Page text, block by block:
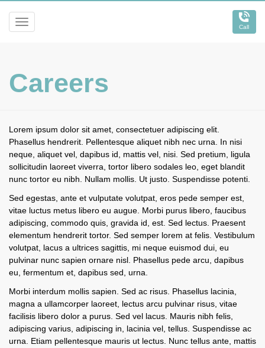
Toggle
Call
Careers
Lorem ipsum dolor sit amet, consectetuer adipiscing elit.
Phasellus hendrerit. Pellentesque aliquet nibh nec urna. In nisi
neque, aliquet vel, dapibus id, mattis vel, nisi. Sed pretium, ligula
sollicitudin laoreet viverra, tortor libero sodales leo, eget blandit
nunc tortor eu nibh. Nullam mollis. Ut justo. Suspendisse potenti.
Sed egestas, ante et vulputate volutpat, eros pede semper est,
vitae luctus metus libero eu augue. Morbi purus libero, faucibus
adipiscing, commodo quis, gravida id, est. Sed lectus. Praesent
elementum hendrerit tortor. Sed semper lorem at felis. Vestibulum
volutpat, lacus a ultrices sagittis, mi neque euismod dui, eu
pulvinar nunc sapien ornare nisl. Phasellus pede arcu, dapibus
eu, fermentum et, dapibus sed, urna.
Morbi interdum mollis sapien. Sed ac risus. Phasellus lacinia,
magna a ullamcorper laoreet, lectus arcu pulvinar risus, vitae
facilisis libero dolor a purus. Sed vel lacus. Mauris nibh felis,
adipiscing varius, adipiscing in, lacinia vel, tellus. Suspendisse ac
urna. Etiam pellentesque mauris ut lectus. Nunc tellus ante, mattis